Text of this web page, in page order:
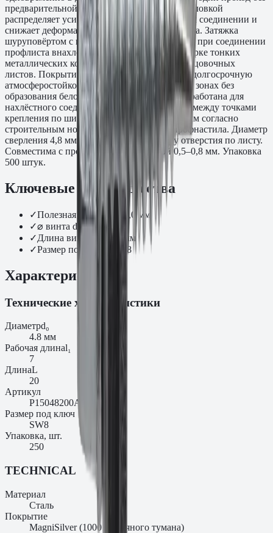
предварительной засверловки. Шайба под головкой
распределяет усилие затяжки при нахлёстном соединении и
снижает деформацию металла в зоне прижима. Затяжка
шуруповёртом с насадкой SW8. Применяется при соединении
профлиста внахлёст на кровлях и стенах, сборке тонких
металлических конструкций, фиксации облицовочных
листов. Покрытие MagniSilver обеспечивает долгосрочную
атмосферостойкость в открытых кровельных зонах без
образования белого налёта. Серия SD 02 разработана для
нахлёстного соединения листов: расстояние между точками
крепления по ширине нахлёста — 250–400 мм согласно
строительным нормам для кровельного профнастила. Диаметр
сверления 4,8 мм соответствует диаметру отверстия по листу.
Совместима с профнастилом толщиной 0,5–0,8 мм. Упаковка
500 штук.
Ключевые преимущества
✓Полезная длина tfix: 7,0 мм
✓⌀ винта d0: 4,8 мм
✓Длина винта L: 20,0 мм
✓Размер под ключ: SW8
Характеристики
Технические характеристики
Диаметрd₀
4.8 мм
Рабочая длинаl₁
7
ДлинаL
20
Артикул
P15048200AMS
Размер под ключ
SW8
Упаковка, шт.
250
TECHNICAL
Материал
Сталь
Покрытие
MagniSilver (1000 ч соляного тумана)